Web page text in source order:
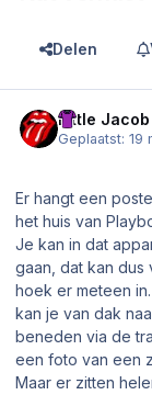
Delen
Little Jacob
Geplaatst:19
Er hangt een
het huis van
Je kan in dat
gaan, dat kan dus
hoek er meteen
kan je van dak
beneden via de
een foto van een
Maar er zitten